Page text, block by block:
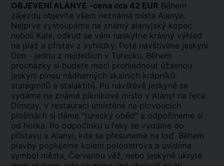
OBJEVENÍ ALANYE -cena cca 42 EUR Během
zájezdu objevíte všem neznámá místa Alanye.
Nejprve vystoupáme na známý alanyjský kopec
neboli Kale, odkud se vám naskytne krásný výhled
na pláž a přístav z vyhlídky. Poté navštívíme jeskyni
Dim - jednu z nejdelších v Turecku. Během
procházky si budete moci prohlédnout úžasnou
jeskyni plnou nádherných skalních krápníků:
stalagmitů a stalaktitů. Po návštěvě jeskyně se
vydáme na známé piknikové místo v Alanyi na řece
Dimcay. V restauraci umístěné na plovoucích
plošinách si dáme "turecký oběd" a odpočineme si
od horka. Po odpočinku u řeky se vydáme do
přístavu v Alanyi, kde se přesuneme na loď. Během
plavby poplujeme kolem poloostrova a uvidíme
symbol města, Červenou věž, nebo jeskyně ukryté